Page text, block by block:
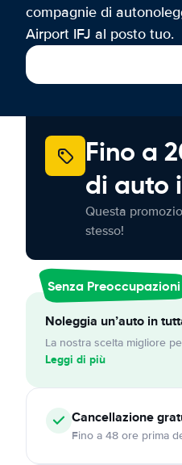
compagnie di
Airport IFJ al posto tuo.
Fino a
di auto
Questa
stesso!
Senza Preoccupazioni
Noleggia un’auto in
La nostra scelta migliore
Leggi di più
Cancellazione
Fino a 48 ore prima